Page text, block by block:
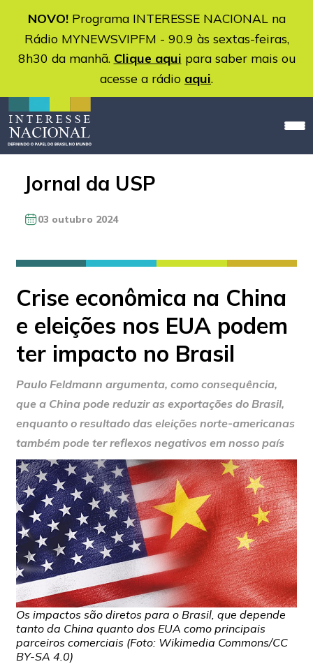
NOVO!Programa INTERESSE NACIONAL na
Rádio MYNEWSVIPFM - 90.9 às sextas-feiras,
8h30 da manhã. Clique aqui para saber mais ou
acesse a rádio aqui.
Jornal da USP
03 outubro 2024
Crise econômica na China
e eleições nos EUA podem
ter impacto no Brasil
Paulo Feldmann argumenta, como consequência,
que a China pode reduzir as exportações do Brasil,
enquanto o resultado das eleições norte-americanas
também pode ter reflexos negativos em nosso país
Os impactos são diretos para o Brasil, que depende
tanto da China quanto dos EUA como principais
parceiros comerciais (Foto: Wikimedia Commons/CC
BY-SA 4.0)